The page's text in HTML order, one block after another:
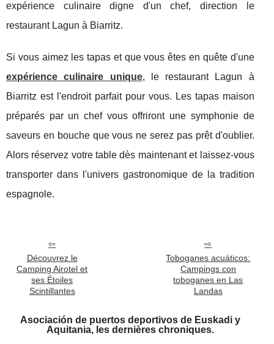
expérience culinaire digne d'un chef, direction le
restaurant Lagun à Biarritz.
Si vous aimez les tapas et que vous êtes en quête d'une
expérience culinaire unique, le restaurant Lagun à
Biarritz est l'endroit parfait pour vous. Les tapas maison
préparés par un chef vous offriront une symphonie de
saveurs en bouche que vous ne serez pas prêt d'oublier.
Alors réservez votre table dès maintenant et laissez-vous
transporter dans l'univers gastronomique de la tradition
espagnole.
Découvrez le
Camping Airotel et
ses Étoiles
Scintillantes
Toboganes acuáticos:
Campings con
toboganes en Las
Landas
Asociación de puertos deportivos de Euskadi y
Aquitania, les dernières chroniques.